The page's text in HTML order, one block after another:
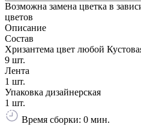
Возможна замена цветка в
цветов
Описание
Состав
Хризантема цвет любой
9 шт.
Лента
1 шт.
Упаковка дизайнерская
1 шт.
Время сборки: 0 мин.